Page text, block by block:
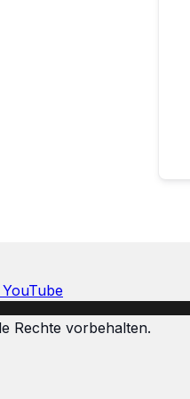
YouTube
Rechte vorbehalten.